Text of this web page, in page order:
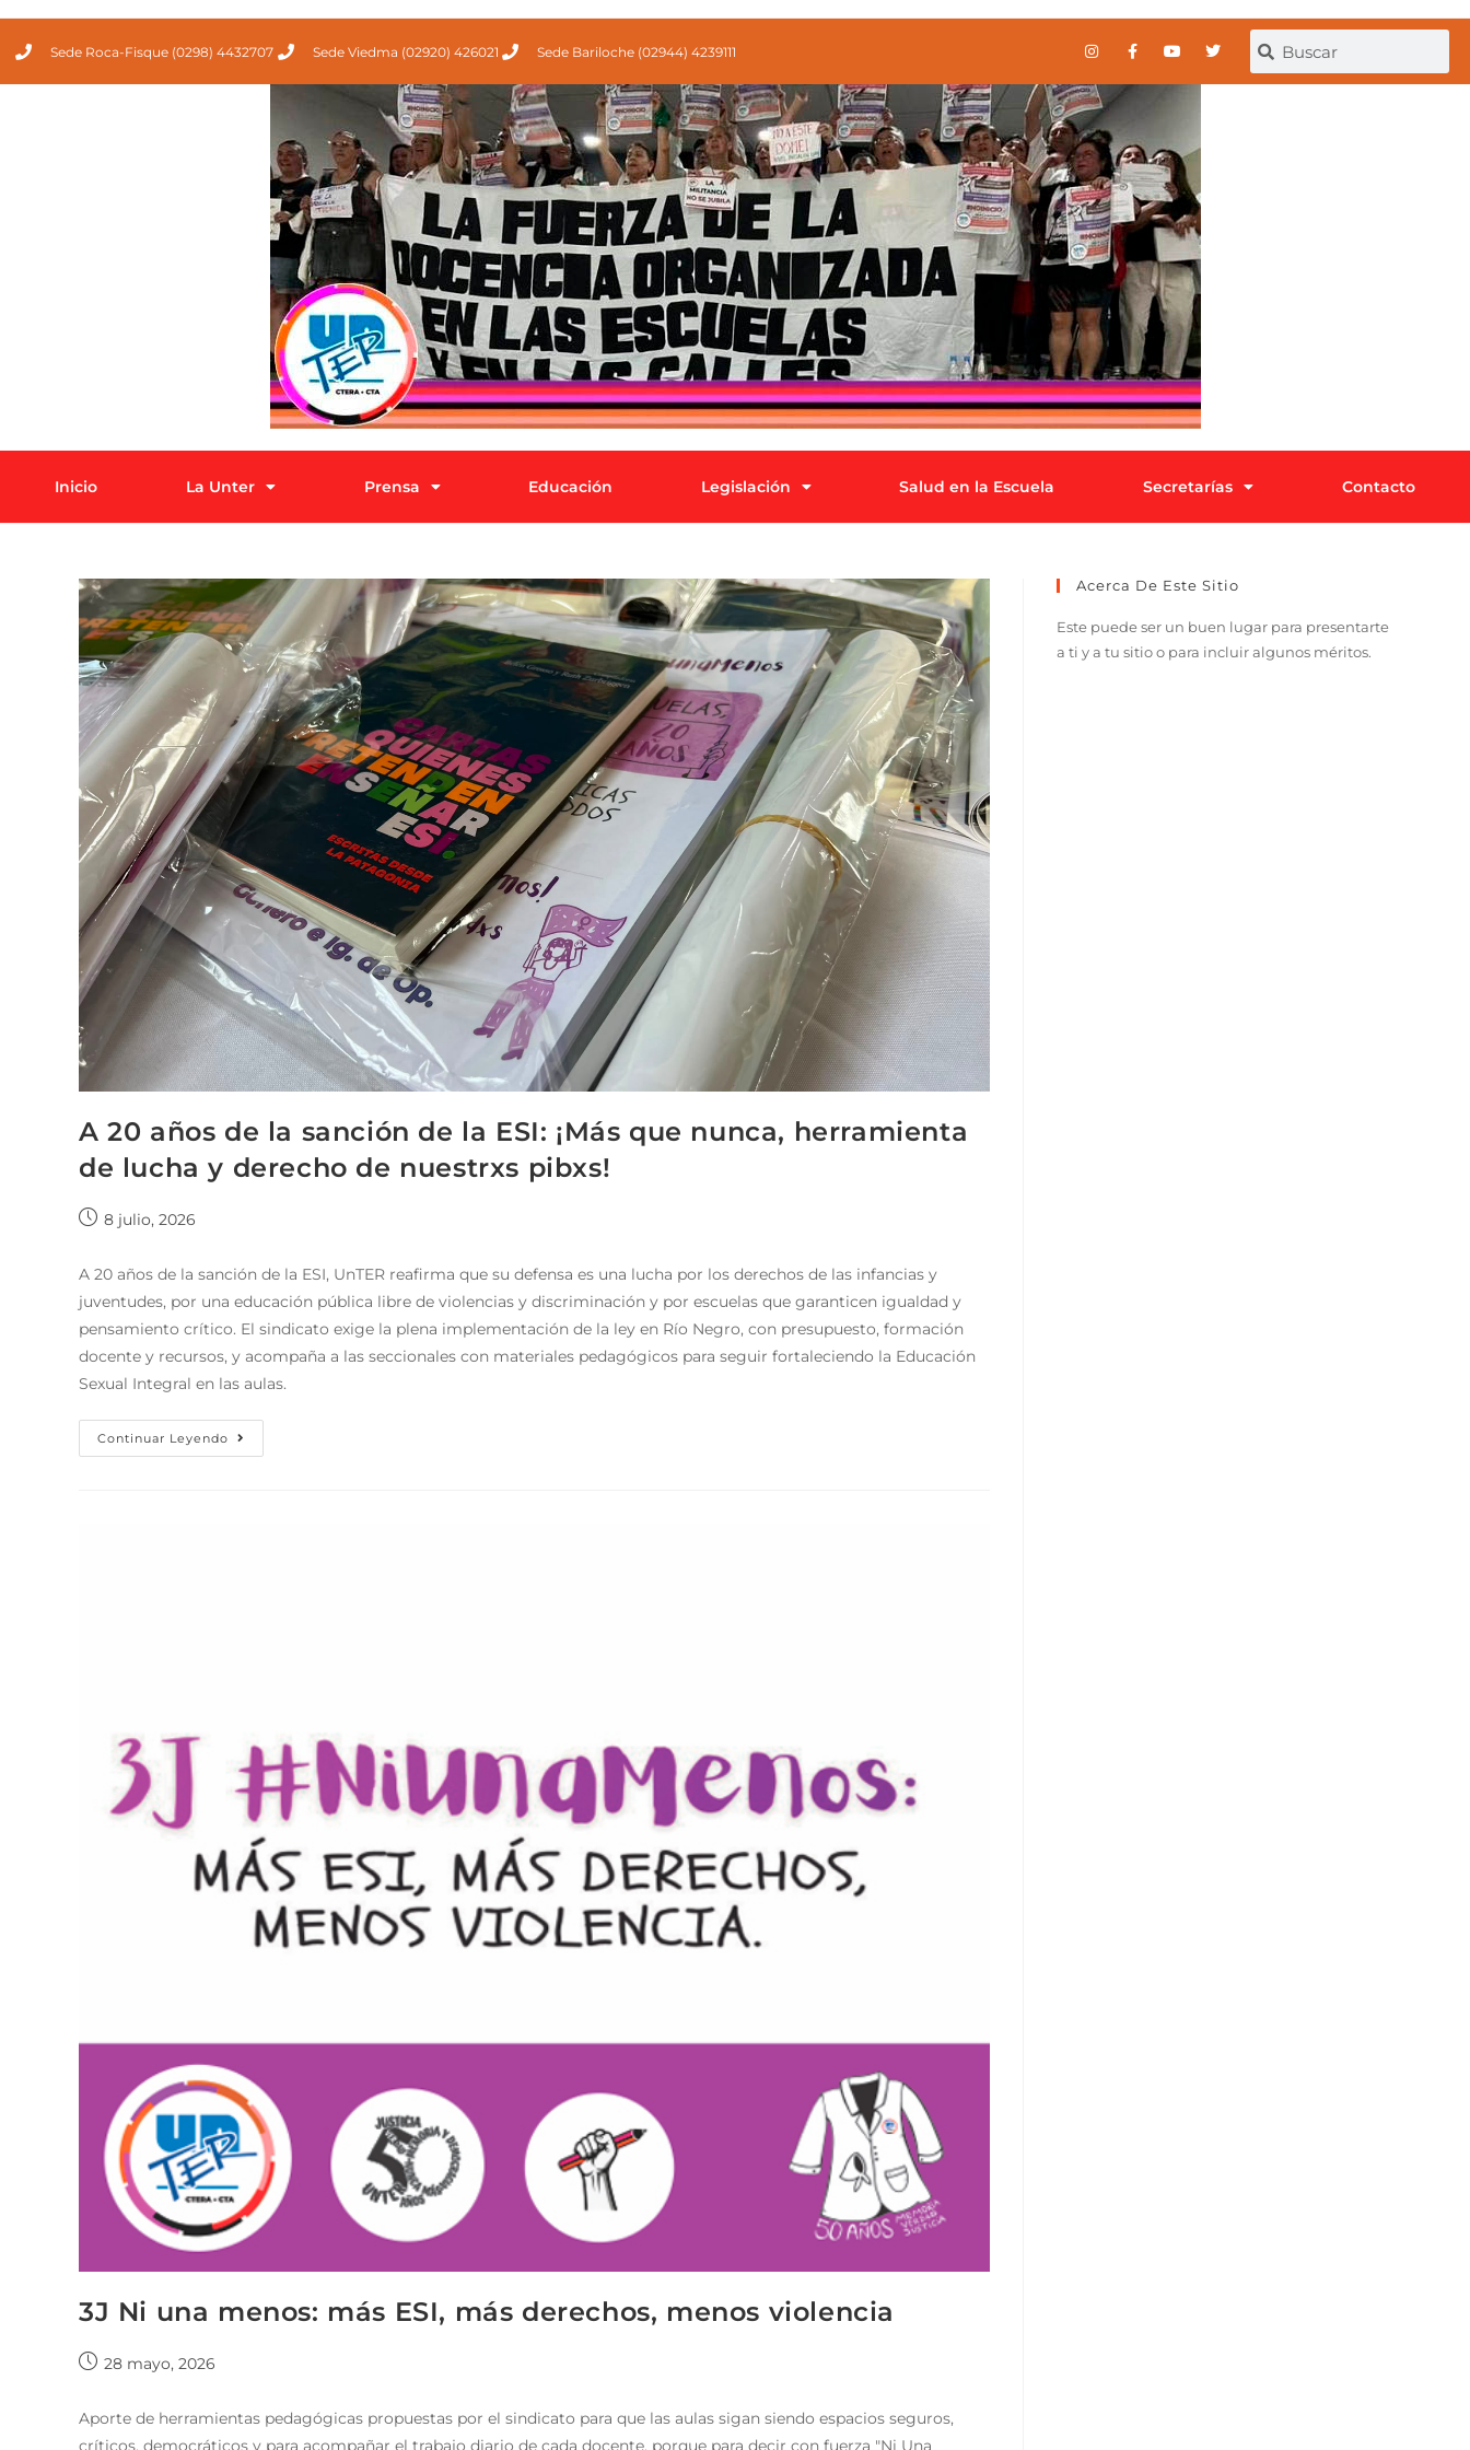
Sede Roca-Fisque (0298) 4432707 Sede Viedma (02920) 426021 Sede Bariloche (02944) 4239111
Inicio La Unter Prensa Educación Legislación Salud en la Escuela Secretarías Contacto
A 20 años de la sanción de la ESI: ¡Más que nunca, herramienta
de lucha y derecho de nuestrxs pibxs!
8 julio, 2026
A 20 años de la sanción de la ESI, UnTER reafirma que su defensa es una lucha por los derechos de las infancias y
juventudes, por una educación pública libre de violencias y discriminación y por escuelas que garanticen igualdad y
pensamiento crítico. El sindicato exige la plena implementación de la ley en Río Negro, con presupuesto, formación
docente y recursos, y acompaña a las seccionales con materiales pedagógicos para seguir fortaleciendo la Educación
Sexual Integral en las aulas.
Continuar Leyendo
3J Ni una menos: más ESI, más derechos, menos violencia
28 mayo, 2026
Aporte de herramientas pedagógicas propuestas por el sindicato para que las aulas sigan siendo espacios seguros,
críticos, democráticos y para acompañar el trabajo diario de cada docente, porque para decir con fuerza "Ni Una
Acerca De Este Sitio
Este puede ser un buen lugar para presentarte
a ti y a tu sitio o para incluir algunos méritos.